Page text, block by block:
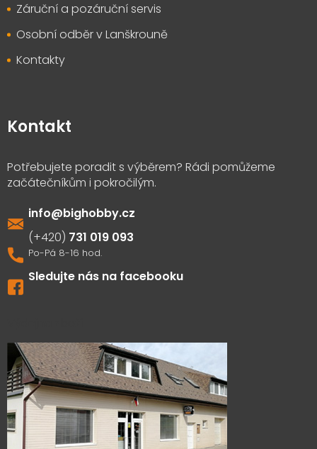
Záruční a pozáruční servis
Osobní odběr v Lanškrouně
Kontakty
Kontakt
info@bighobby.cz
731 019 093
Sledujte nás na facebooku